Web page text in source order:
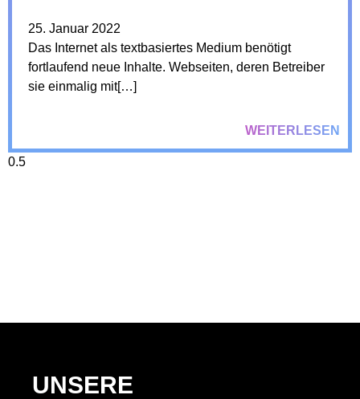
25. Januar 2022
Das Internet als textbasiertes Medium benötigt
fortlaufend neue Inhalte. Webseiten, deren Betreiber
sie einmalig mit[…]
WEITERLESEN
UNSERE